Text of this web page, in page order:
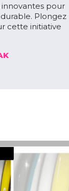
pour
Plongez
cette initiative